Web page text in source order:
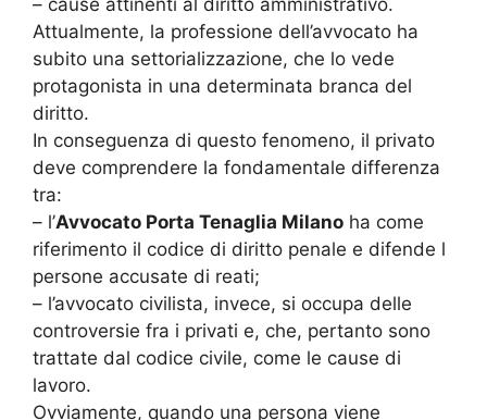
Attualmente, la professione dell’avvocato ha
subito una settorializzazione, che lo vede
protagonista in una determinata branca del
diritto.
In conseguenza di questo fenomeno, il privato
deve comprendere la fondamentale differenza
tra:
– l’Avvocato Porta Tenaglia Milano ha come
riferimento il codice di diritto penale e difende l
persone accusate di reati;
– l’avvocato civilista, invece, si occupa delle
controversie fra i privati e, che, pertanto sono
trattate dal codice civile, come le cause di
lavoro.
Ovviamente, quando una persona viene